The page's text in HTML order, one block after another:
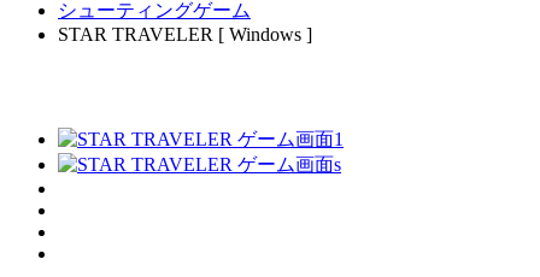
シューティングゲーム
STAR TRAVELER [ Windows ]